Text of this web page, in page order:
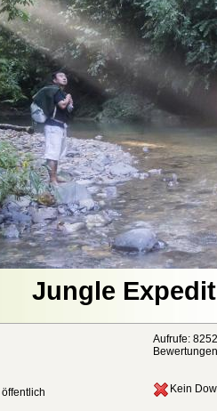
Jungle
Aufrufe:
öffentlich Kein